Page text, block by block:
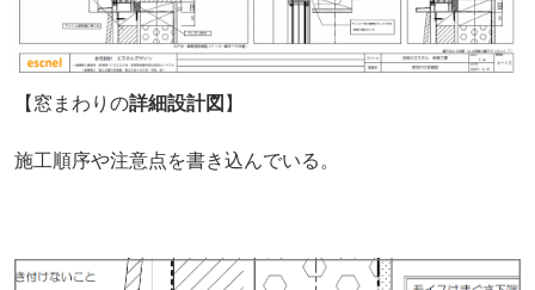
【窓まわりの詳細設計図 】
施工順序や注意点を書き込んでいる。